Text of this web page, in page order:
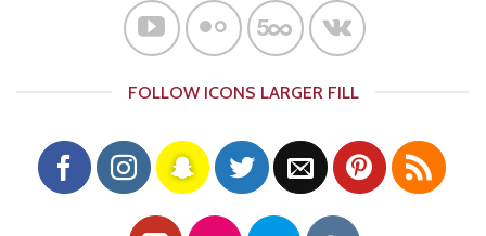
FOLLOW ICONS LARGER FILL